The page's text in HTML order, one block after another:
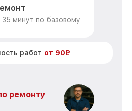
минут по базовому
работ от 90₽
ремонту